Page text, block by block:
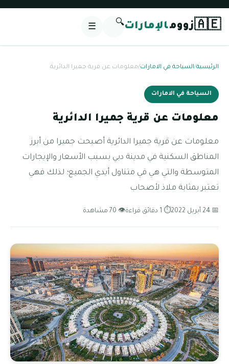
🇦🇪زوومالإمارات🔍
☰
الرئيسية/السياحة في الامارات/معلومات عن قرية جميرا الدائرية
السياحة في الامارات
معلومات عن قرية جميرا الدائرية
معلومات عن قرية جميرا الدائرية أصبحت جميرا من أبرز
المناطق السكنية في مدينة دبي بسبب الأسعار والإيجارات
المتوسطة والتي هي في متناول أيدي الجميع؛ لذلك فهي
تعتبر بمثابة ملاذ لأصحاب
📅 24 أبريل 2022 ⏱ 1 دقائق قراءة 👁 70 مشاهدة